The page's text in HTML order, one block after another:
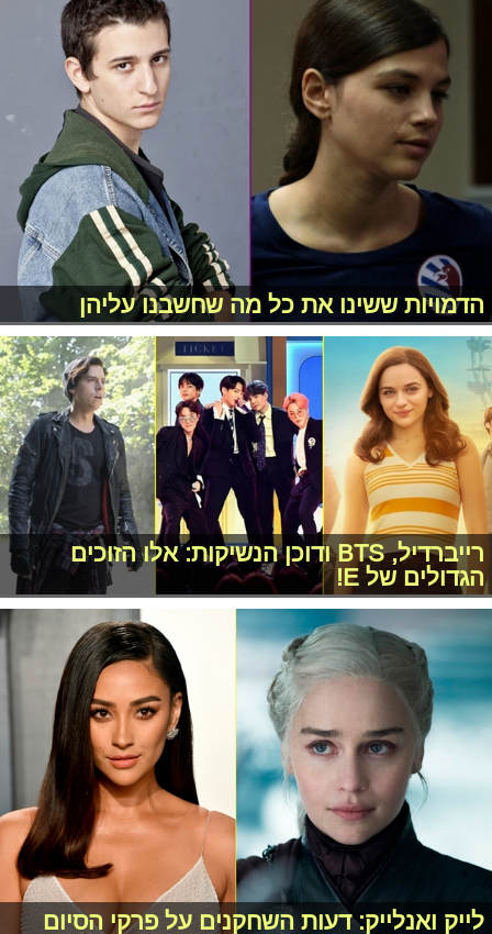
הדמויות ששינו את כל מה שחשבנו עליהן
רייברדיל, BTS ודוכן הנשיקות: אלו הזוכים
הגדולים של E!
לייק ואנלייק: דעות השחקנים על פרקי הסיום